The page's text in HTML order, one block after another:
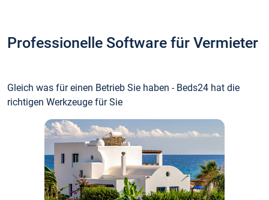
Professionelle Software für Vermieter
Gleich was für einen Betrieb Sie haben - Beds24 hat die
richtigen Werkzeuge für Sie